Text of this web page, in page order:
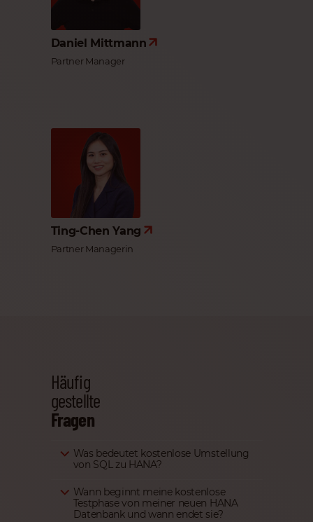
Daniel Mittmann
Partner Manager
Ting-Chen Yang
Partner Managerin
Häufig
gestellte
Fragen
Was bedeutet kostenlose Umstellung
von SQL zu HANA?
Wann beginnt meine kostenlose
Testphase von meiner neuen HANA
Datenbank und wann endet sie?